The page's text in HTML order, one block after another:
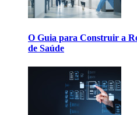
O Guia para Construir a
de Saúde